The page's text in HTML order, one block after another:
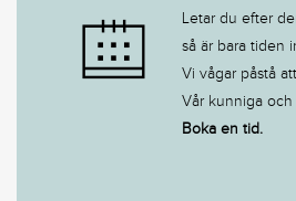
Letar du efter
så är bara tiden
Vi vågar påstå
Vår kunniga
Boka en tid.